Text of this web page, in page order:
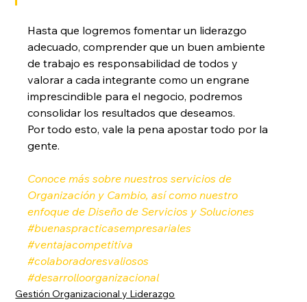
Hasta que logremos fomentar un liderazgo
adecuado, comprender que un buen ambiente
de trabajo es responsabilidad de todos y
valorar a cada integrante como un engrane
imprescindible para el negocio, podremos
consolidar los resultados que deseamos.
Por todo esto, vale la pena apostar todo por la
gente.
Conoce más sobre nuestros servicios de
Organización y Cambio, así como nuestro
enfoque de Diseño de Servicios y Soluciones
#buenaspracticasempresariales
#ventajacompetitiva
#colaboradoresvaliosos
#desarrolloorganizacional
Gestión Organizacional y Liderazgo